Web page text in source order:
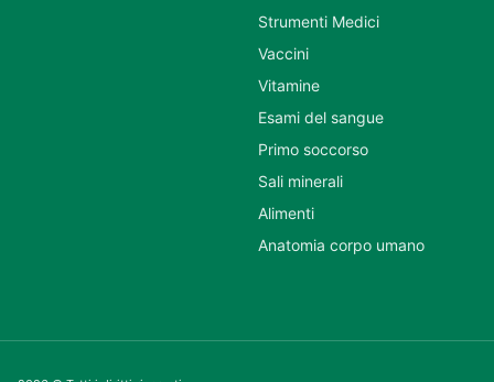
Strumenti Medici
Vaccini
Vitamine
Esami del sangue
Primo soccorso
Sali minerali
Alimenti
Anatomia corpo umano